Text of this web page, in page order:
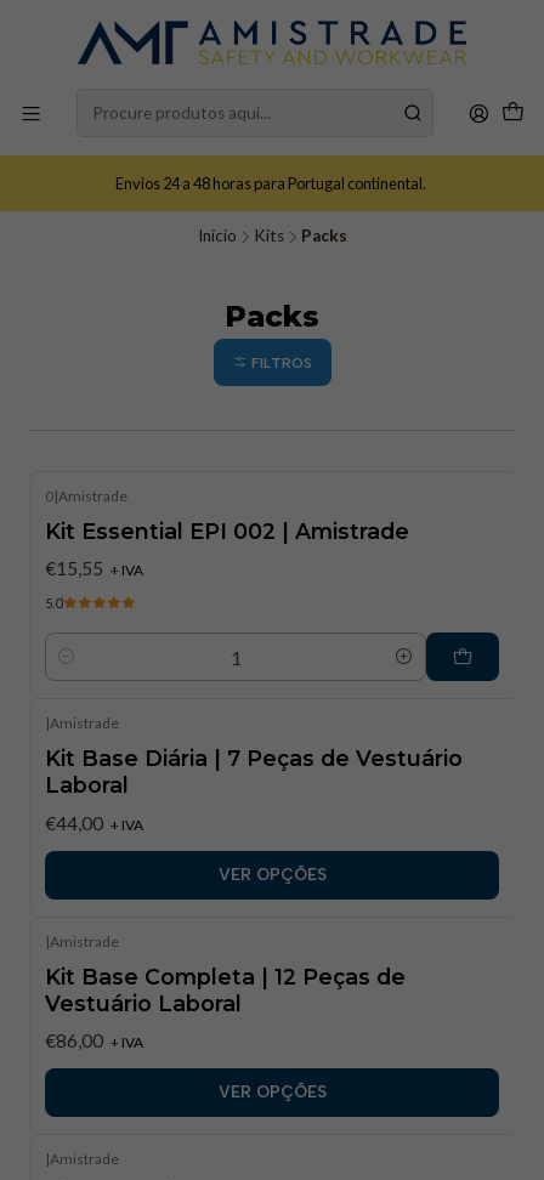
Envios 24 a 48 horas para Portugal continental.
Início Kits Packs
Packs
FILTROS
0|Amistrade
Kit Essential EPI 002 | Amistrade
€15,55 + IVA
5.0
Quantidade
|Amistrade
Kit Base Diária | 7 Peças de Vestuário
Laboral
€44,00 + IVA
VER OPÇÕES
|Amistrade
Kit Base Completa | 12 Peças de
Vestuário Laboral
€86,00 + IVA
VER OPÇÕES
|Amistrade